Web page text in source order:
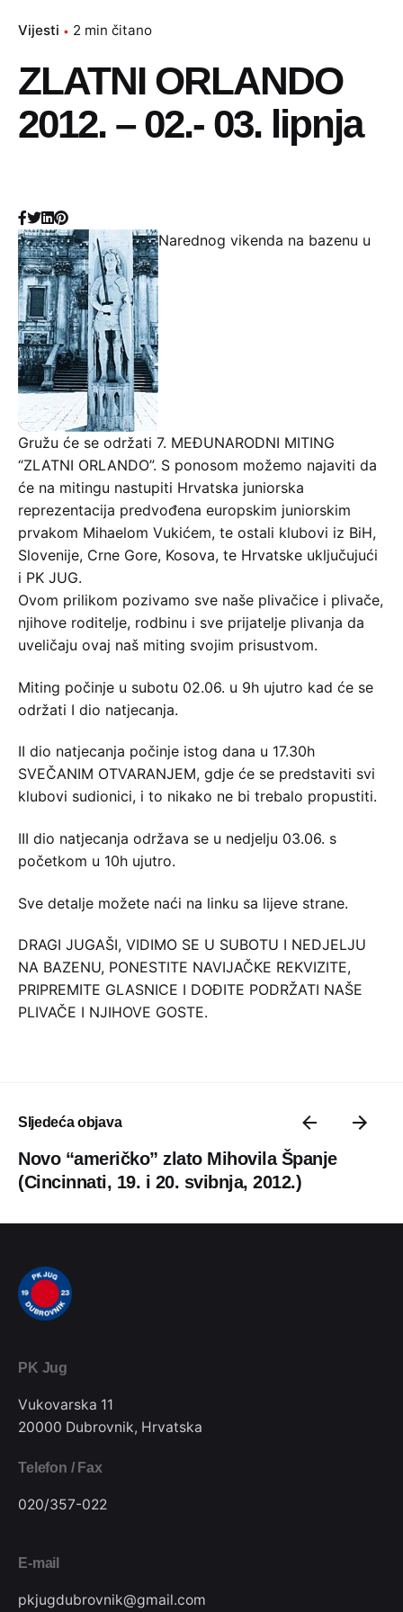
Vijesti 2 min čitano
ZLATNI ORLANDO
2012. – 02.- 03. lipnja
Narednog vikenda na bazenu u
Gružu će se održati 7. MEĐUNARODNI MITING
“ZLATNI ORLANDO”. S ponosom možemo najaviti da
će na mitingu nastupiti Hrvatska juniorska
reprezentacija predvođena europskim juniorskim
prvakom Mihaelom Vukićem, te ostali klubovi iz BiH,
Slovenije, Crne Gore, Kosova, te Hrvatske uključujući
i PK JUG.
Ovom prilikom pozivamo sve naše plivačice i plivače,
njihove roditelje, rodbinu i sve prijatelje plivanja da
uveličaju ovaj naš miting svojim prisustvom.
Miting počinje u subotu 02.06. u 9h ujutro kad će se
održati I dio natjecanja.
II dio natjecanja počinje istog dana u 17.30h
SVEČANIM OTVARANJEM, gdje će se predstaviti svi
klubovi sudionici, i to nikako ne bi trebalo propustiti.
III dio natjecanja održava se u nedjelju 03.06. s
početkom u 10h ujutro.
Sve detalje možete naći na linku sa lijeve strane.
DRAGI JUGAŠI, VIDIMO SE U SUBOTU I NEDJELJU
NA BAZENU, PONESTITE NAVIJAČKE REKVIZITE,
PRIPREMITE GLASNICE I DOĐITE PODRŽATI NAŠE
PLIVAČE I NJIHOVE GOSTE.
Sljedeća objava
Novo “američko” zlato Mihovila Španje
(Cincinnati, 19. i 20. svibnja, 2012.)
PK Jug
Vukovarska 11
20000 Dubrovnik, Hrvatska
Telefon / Fax
020/357-022
E-mail
pkjugdubrovnik@gmail.com